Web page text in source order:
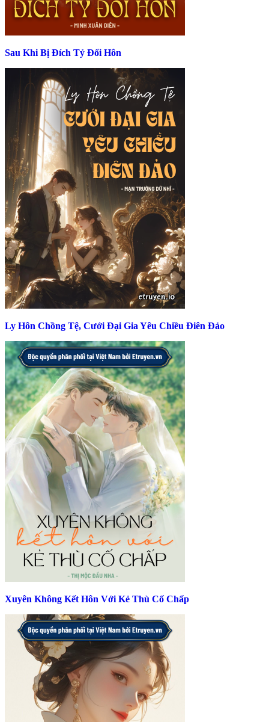
Sau Khi Bị Đích Tỷ Đổi Hôn
Ly Hôn Chồng Tệ, Cưới Đại Gia Yêu Chiều Điên Đảo
Xuyên Không Kết Hôn Với Kẻ Thù Cố Chấp